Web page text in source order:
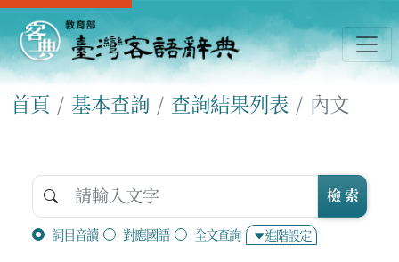
首頁 基本查詢 查詢結果列表 內文
詞目音讀 對應國語 全文查詢 進階設定
檢 索